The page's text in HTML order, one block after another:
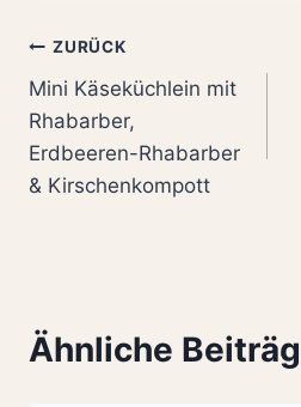
ZURÜCK
Mini Käseküchlein mit
Rhabarber,
Erdbeeren-Rhabarber
& Kirschenkompott
Ähnliche